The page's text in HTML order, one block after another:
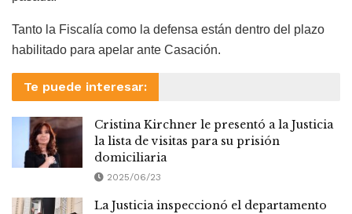
Tanto la Fiscalía como la defensa están dentro del plazo
habilitado para apelar ante Casación.
Te puede interesar:
Cristina Kirchner le presentó a la Justicia
la lista de visitas para su prisión
domiciliaria
2025/06/23
La Justicia inspeccionó el departamento